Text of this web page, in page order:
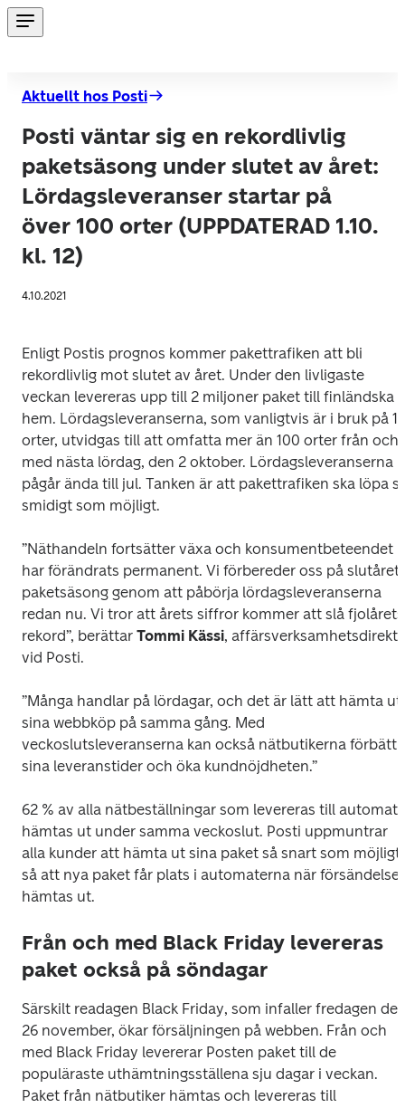
Aktuellt hos Posti
Posti väntar sig en rekordlivlig
paketsäsong under slutet av året:
Lördagsleveranser startar på
över 100 orter (UPPDATERAD 1.10.
kl. 12)
4.10.2021
Enligt Postis prognos kommer pakettrafiken att bli
rekordlivlig mot slutet av året. Under den livligaste
veckan levereras upp till 2 miljoner paket till finländska
hem. Lördagsleveranserna, som vanligtvis är i bruk på 12
orter, utvidgas till att omfatta mer än 100 orter från och
med nästa lördag, den 2 oktober. Lördagsleveranserna
pågår ända till jul. Tanken är att pakettrafiken ska löpa
smidigt som möjligt.
”Näthandeln fortsätter växa och konsumentbeteendet
har förändrats permanent. Vi förbereder oss på
paketsäsong genom att påbörja lördagsleveranserna
redan nu. Vi tror att årets siffror kommer att slå fjolårets
rekord”, berättar Tommi Kässi,
vid Posti.
”Många handlar på lördagar, och det är lätt att hämta ut
sina webbköp på samma gång. Med
veckoslutsleveranserna kan också nätbutikerna
sina leveranstider och öka kundnöjdheten.”
62 % av alla nätbeställningar som levereras till
hämtas ut under samma veckoslut. Posti uppmuntrar
alla kunder att hämta ut sina paket så snart som möjligt,
så att nya paket får plats i automaterna när försändelser
hämtas ut.
Från och med Black Friday levereras
paket också på söndagar
Särskilt readagen Black Friday, som infaller fredagen
26 november, ökar försäljningen på webben. Från och
med Black Friday levererar Posten paket till de
populäraste uthämtningsställena sju dagar i veckan.
Paket från nätbutiker hämtas och levereras till